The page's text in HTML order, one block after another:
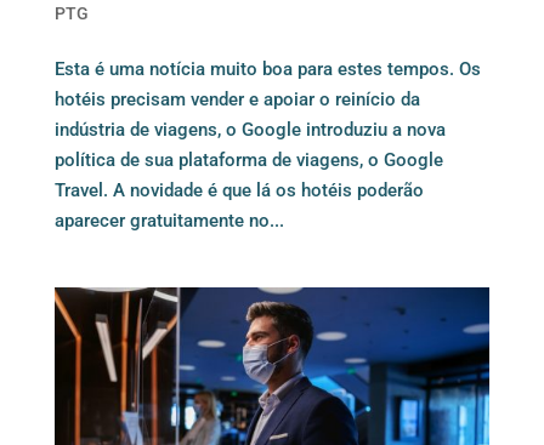
PTG
Esta é uma notícia muito boa para estes tempos. Os
hotéis precisam vender e apoiar o reinício da
indústria de viagens, o Google introduziu a nova
política de sua plataforma de viagens, o Google
Travel. A novidade é que lá os hotéis poderão
aparecer gratuitamente no...